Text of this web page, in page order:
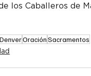
los Caballeros de
Oración Sacramentos